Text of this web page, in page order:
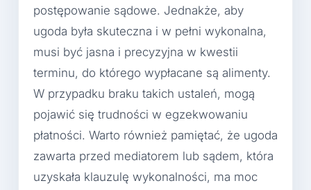
postępowanie sądowe. Jednakże, aby
ugoda była skuteczna i w pełni wykonalna,
musi być jasna i precyzyjna w kwestii
terminu, do którego wypłacane są alimenty.
W przypadku braku takich ustaleń, mogą
pojawić się trudności w egzekwowaniu
płatności. Warto również pamiętać, że ugoda
zawarta przed mediatorem lub sądem, która
uzyskała klauzulę wykonalności, ma moc